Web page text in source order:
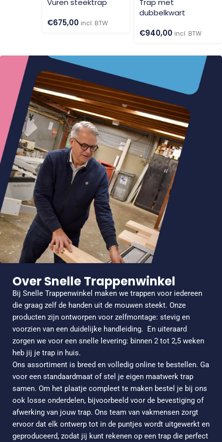
Vuren steektrap
€675,00 incl. BTW
Trap met
dubbelkwart
€940,00 incl. BTW
Over Snelle Trappenwinkel
Bij Snelle Trappenwinkel maken we trappen voor iedereen
die graag zelf de handen uit de mouwen steekt. Onze
producten zijn ontworpen voor zelfmontage: stevig en
voorzien van een duidelijke handleiding. En uiteraard
zorgen we voor een snelle levering: binnen 2 tot 2,5 weken
heb jij je trap in huis.
Ons assortiment is breed en volledig online te bestellen. Ga
voor een standaardmaat of stel je eigen maatwerk trap
samen. Om het plaatje compleet te maken bestel je bij ons
ook losse onderdelen, bijvoorbeeld voor de bevestiging of
afwerking van jouw trap. Ons team van vakmensen zorgt
ervoor dat elk ontwerp tot in de puntjes wordt uitgewerkt en
geproduceerd, zodat jij kunt rekenen op een trap die perfect